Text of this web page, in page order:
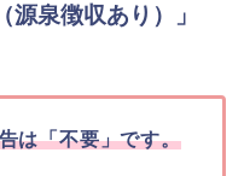
泉徴収あり）」
は「不要」です。